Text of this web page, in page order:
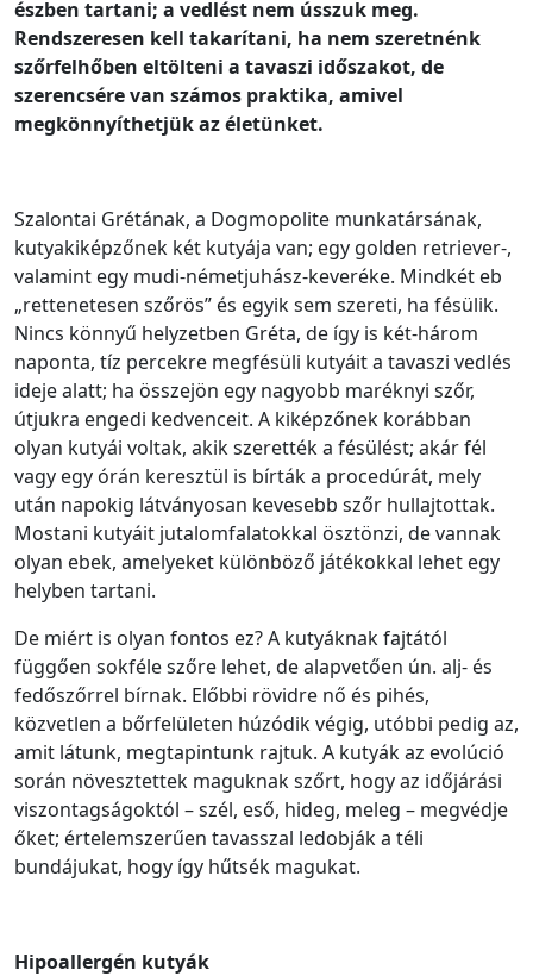
észben tartani; a vedlést nem ússzuk meg.
Rendszeresen kell takarítani, ha nem szeretnénk
szőrfelhőben eltölteni a tavaszi időszakot, de
szerencsére van számos praktika, amivel
megkönnyíthetjük az életünket.
Szalontai Grétának, a Dogmopolite munkatársának,
kutyakiképzőnek két kutyája van; egy golden retriever-,
valamint egy mudi-németjuhász-keveréke. Mindkét eb
„rettenetesen szőrös” és egyik sem szereti, ha fésülik.
Nincs könnyű helyzetben Gréta, de így is két-három
naponta, tíz percekre megfésüli kutyáit a tavaszi vedlés
ideje alatt; ha összejön egy nagyobb maréknyi szőr,
útjukra engedi kedvenceit. A kiképzőnek korábban
olyan kutyái voltak, akik szerették a fésülést; akár fél
vagy egy órán keresztül is bírták a procedúrát, mely
után napokig látványosan kevesebb szőr hullajtottak.
Mostani kutyáit jutalomfalatokkal ösztönzi, de vannak
olyan ebek, amelyeket különböző játékokkal lehet egy
helyben tartani.
De miért is olyan fontos ez? A kutyáknak fajtától
függően sokféle szőre lehet, de alapvetően ún. alj- és
fedőszőrrel bírnak. Előbbi rövidre nő és pihés,
közvetlen a bőrfelületen húzódik végig, utóbbi pedig az,
amit látunk, megtapintunk rajtuk. A kutyák az evolúció
során növesztettek maguknak szőrt, hogy az időjárási
viszontagságoktól – szél, eső, hideg, meleg – megvédje
őket; értelemszerűen tavasszal ledobják a téli
bundájukat, hogy így hűtsék magukat.
Hipoallergén kutyák